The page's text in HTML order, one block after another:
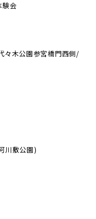
験会
々木公園参宮橋門西側/
川敷公園)